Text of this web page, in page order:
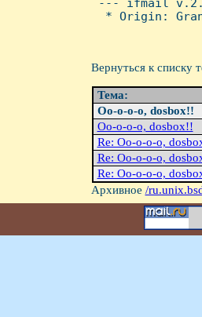
--- ifmail
* Origin:
Вернуться к списку
Тема:
Оо-о-о-о, dosbox!!
Оо-о-о-о, dosbox!!
Re: Оо-о-о-о,
Re: Оо-о-о-о,
Re: Оо-о-о-о,
Архивное /